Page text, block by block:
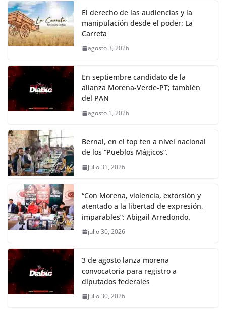
El derecho de las audiencias y la
manipulación desde el poder: La
Carreta
agosto 3, 2026
En septiembre candidato de la
alianza Morena-Verde-PT; también
del PAN
agosto 1, 2026
Bernal, en el top ten a nivel nacional
de los “Pueblos Mágicos”.
julio 31, 2026
“Con Morena, violencia, extorsión y
atentado a la libertad de expresión,
imparables”: Abigail Arredondo.
julio 30, 2026
3 de agosto lanza morena
convocatoria para registro a
diputados federales
julio 30, 2026